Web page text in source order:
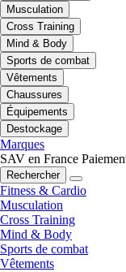
Musculation
Cross Training
Mind & Body
Sports de combat
Vêtements
Chaussures
Équipements
Destockage
Marques
SAV en France
Rechercher
Fitness & Cardio
Musculation
Cross Training
Mind & Body
Sports de combat
Vêtements